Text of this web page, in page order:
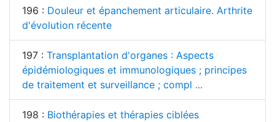
196 : Douleur et épanchement articulaire. Arthrite
d'évolution récente
197 : Transplantation d'organes : Aspects
épidémiologiques et immunologiques ; principes
de traitement et surveillance ; compl ...
198 : Biothérapies et thérapies ciblées